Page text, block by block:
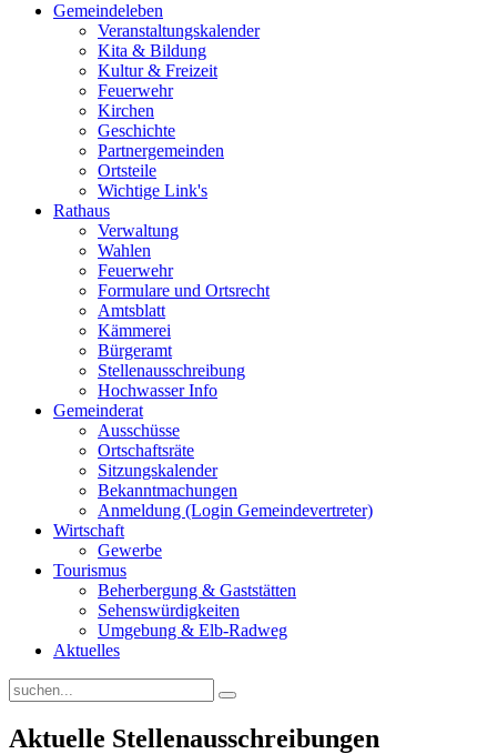
Gemeindeleben
Veranstaltungskalender
Kita & Bildung
Kultur & Freizeit
Feuerwehr
Kirchen
Geschichte
Partnergemeinden
Ortsteile
Wichtige Link's
Rathaus
Verwaltung
Wahlen
Feuerwehr
Formulare und Ortsrecht
Amtsblatt
Kämmerei
Bürgeramt
Stellenausschreibung
Hochwasser Info
Gemeinderat
Ausschüsse
Ortschaftsräte
Sitzungskalender
Bekanntmachungen
Anmeldung (Login Gemeindevertreter)
Wirtschaft
Gewerbe
Tourismus
Beherbergung & Gaststätten
Sehenswürdigkeiten
Umgebung & Elb-Radweg
Aktuelles
Aktuelle Stellenausschreibungen